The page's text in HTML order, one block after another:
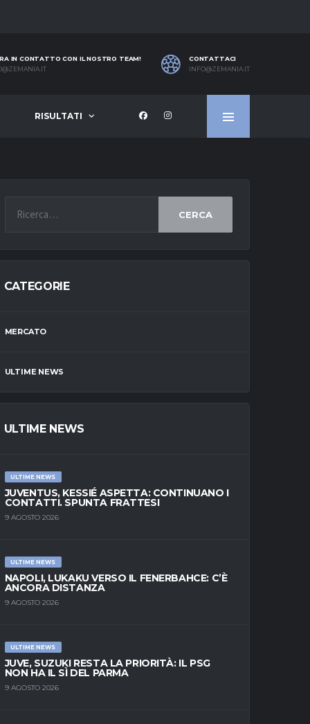
IN CONTATTO CON IL NOSTRO TEAM!
CONTATTACI
INFO@ZEMANIA.IT
RISULTATI
CERCA
CATEGORIE
MERCATO
ULTIME NEWS
ULTIME NEWS
ULTIME NEWS
JUVENTUS, KESSIÉ ASPETTA: CONTINUANO I
CONTATTI. SPUNTA FRATTESI
9 AGOSTO 2026
ULTIME NEWS
NAPOLI, LUKAKU VERSO IL FENERBAHCE: C’È
ANCORA DISTANZA
9 AGOSTO 2026
ULTIME NEWS
JUVE, SUZUKI RESTA LA PRIORITÀ: IL PSG
NON HA IL SÌ DEL PARMA
9 AGOSTO 2026